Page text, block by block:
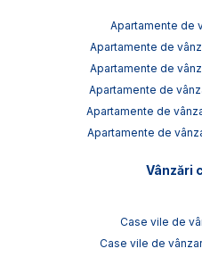
Apartamente de
Apartamente de
Apartamente de
Apartamente de
Apartamente de
Apartamente de
Vânzări
Case vile de
Case vile de